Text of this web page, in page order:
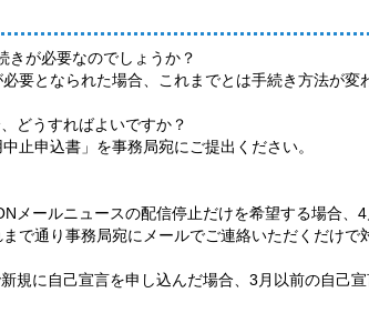
きが必要なのでしょうか？
要となられた場合、これまでとは手続き方法が変
どうすればよいですか？
止申込書」を事務局宛にご提出ください。
メールニュースの配信停止だけを希望する場合、
で通り事務局宛にメールでご連絡いただくだけで
規に自己宣言を申し込んだ場合、3月以前の自己